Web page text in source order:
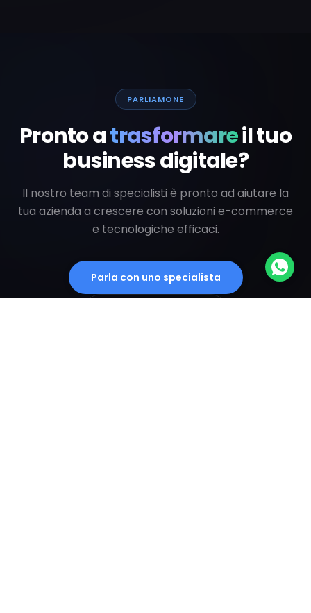
PARLIAMONE
Pronto atrasformareil tuo
business digitale?
Il nostro team di specialisti è pronto ad aiutare la
tua azienda a crescere con soluzioni e-commerce
e tecnologiche efficaci.
Parla con uno specialista